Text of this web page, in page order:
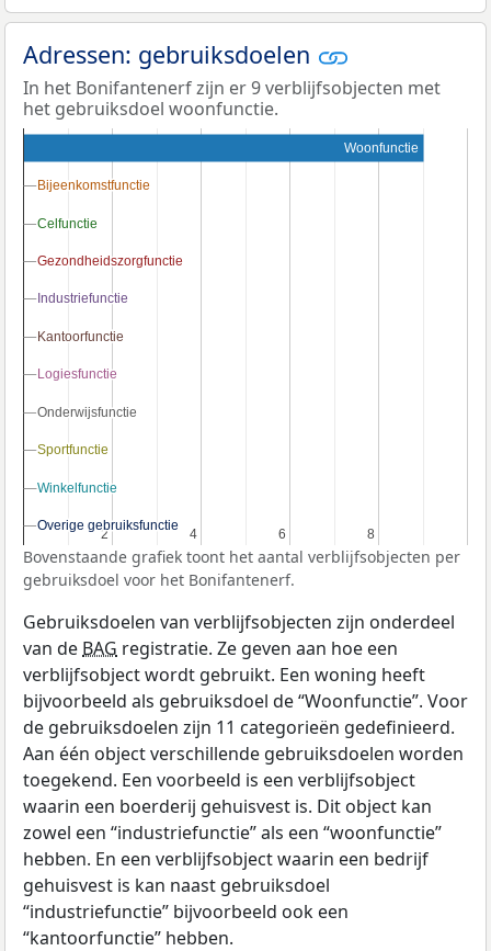
Adressen: gebruiksdoelen
In het Bonifantenerf zijn er 9 verblijfsobjecten met
het gebruiksdoel woonfunctie.
2
2 4
4 6
6 8
8
Woonfunctie
Bijeenkomstfunctie
Bijeenkomstfunctie
Celfunctie
Celfunctie
Gezondheidszorgfunctie
Gezondheidszorgfunctie
Industriefunctie
Industriefunctie
Kantoorfunctie
Kantoorfunctie
Logiesfunctie
Logiesfunctie
Onderwijsfunctie
Onderwijsfunctie
Sportfunctie
Sportfunctie
Winkelfunctie
Winkelfunctie
Overige gebruiksfunctie
Overige gebruiksfunctie
Bovenstaande grafiek toont het aantal verblijfsobjecten per
gebruiksdoel voor het Bonifantenerf.
Gebruiksdoelen van verblijfsobjecten zijn onderdeel
van de BAG registratie. Ze geven aan hoe een
verblijfsobject wordt gebruikt. Een woning heeft
bijvoorbeeld als gebruiksdoel de “Woonfunctie”. Voor
de gebruiksdoelen zijn 11 categorieën gedefinieerd.
Aan één object verschillende gebruiksdoelen worden
toegekend. Een voorbeeld is een verblijfsobject
waarin een boerderij gehuisvest is. Dit object kan
zowel een “industriefunctie” als een “woonfunctie”
hebben. En een verblijfsobject waarin een bedrijf
gehuisvest is kan naast gebruiksdoel
“industriefunctie” bijvoorbeeld ook een
“kantoorfunctie” hebben.